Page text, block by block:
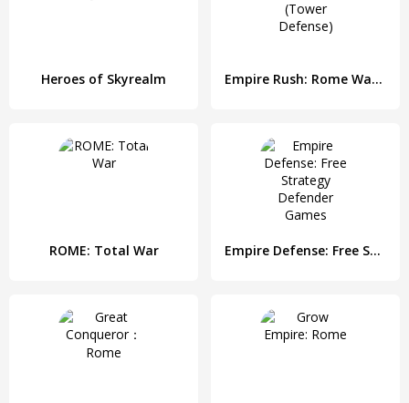
Heroes of Skyrealm Empire Rush: Rome Wars (Tower Defense)
ROME: Total War Empire Defense: Free Strategy Defender Games